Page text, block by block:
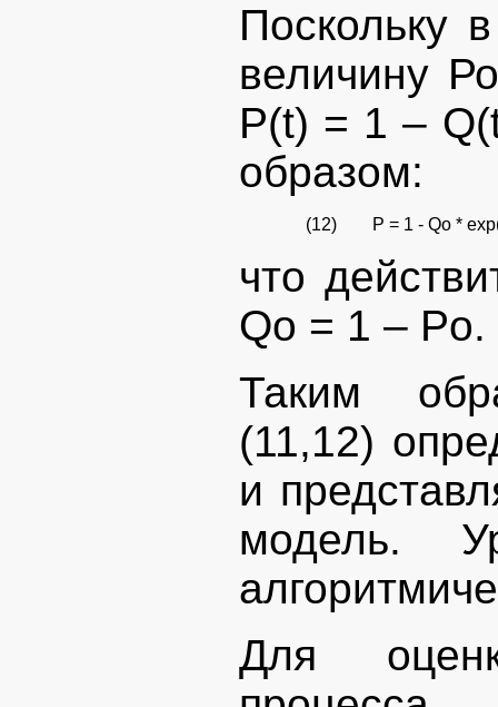
Поскольку
величину
P(t) = 1 –
образом:
(12) P = 1 - Qo *
что
Qo = 1 – Po.
Таким
(11,12)
и
модель.
Для